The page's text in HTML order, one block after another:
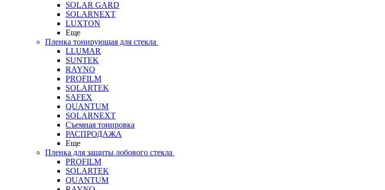
SOLAR GARD
SOLARNEXT
LUXTON
Еще
Пленка тонирующая для стекла
LLUMAR
SUNTEK
RAYNO
PROFILM
SOLARTEK
SAFEX
QUANTUM
SOLARNEXT
Съемная тонировка
РАСПРОДАЖА
Еще
Пленка для защиты лобового стекла
PROFILM
SOLARTEK
QUANTUM